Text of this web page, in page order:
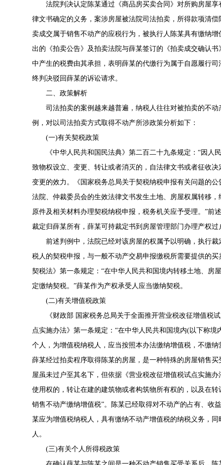
法院判决认定陈某通过《商品房买卖合同》对所购房屋享
律文书确定的义务，案涉房屋被法院司法拍卖，所得款项清
卖成交属于销售不动产的应税行为，被执行人陈某具有缴纳
出的《拍卖公告》及拍卖法院与薛某签订的《拍卖成交确认
中产生的税费由其承担，表明薛某的代缴行为属于自愿履行
终判决驳回薛某的诉讼请求。
二、政策解析
司法拍卖的案例越来越普遍，纳税人往往对被拍卖的不动
例，对以司法拍卖方式取得不动产所涉政策分析如下：
(一)有关契税政策
《中华人民共和国民法典》第二百二十九条规定：“因人
致物权设立、变更、转让或者消灭的，自法律文书或者征收
变更的效力。《 国家税务总局关于契税纳税申报有关问题的公
法院、仲裁委员会的生效法律文书发生土地、房屋权属转移
原件及相关材料办理契税纳税申报，税务机关应予受理。”前
裁定归薛某所有，薛某可持裁定书到房屋管理部门办理产权过
前述判例中，法院已经对该房屋的权属予以明确，执行裁
税人的契税申报，与一般不动产交易申报缴税所需要提供的
契税法》第一条规定：“在中华人民共和国境内转移土地、房
定缴纳契税。”薛某作为产权承受人应当缴纳契税。
(二)有关增值税政策
《财政部 国家税务总局关于全面推开营业税改征增值税
点实施办法》第一条规定：“在中华人民共和国境内(以下称
个人，为增值税纳税人，应当按照本办法缴纳增值税，不缴
薛某经过拍卖程序取得陈某的房屋，是一种特殊的房屋销售
屋虽未过户至其名下，但依据《营业税改征增值税试点实施办
使用权的，转让在建的建筑物或者构筑物所有权的，以及在
销售不动产缴纳增值税”。陈某已经取得对不动产的占有、收
某应为增值税纳税人，具有缴纳不动产增值税的纳税义务，
人。
(三)有关个人所得税政策